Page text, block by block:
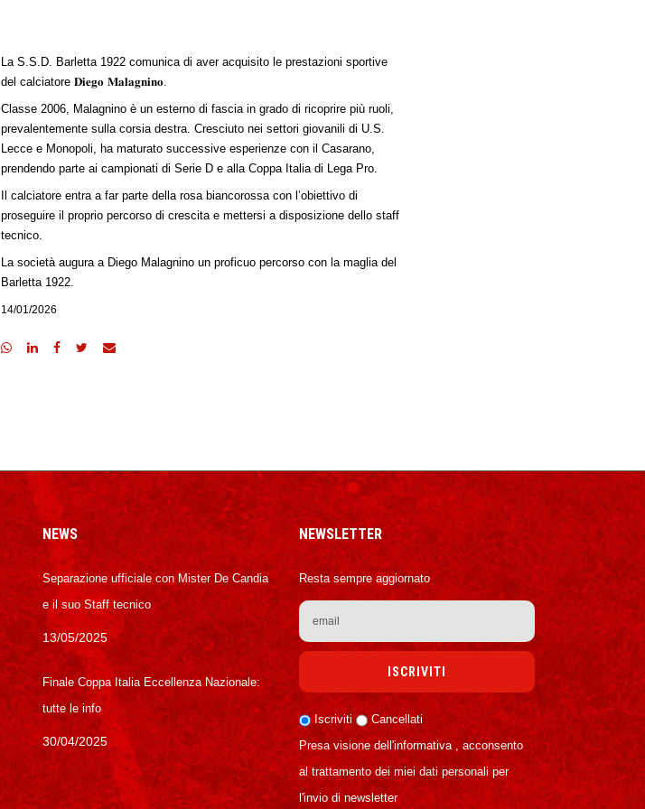
La S.S.D. Barletta 1922 comunica di aver acquisito le prestazioni sportive
del calciatore 𝐃𝐢𝐞𝐠𝐨 𝐌𝐚𝐥𝐚𝐠𝐧𝐢𝐧𝐨.
Classe 2006, Malagnino è un esterno di fascia in grado di ricoprire più ruoli,
prevalentemente sulla corsia destra. Cresciuto nei settori giovanili di U.S.
Lecce e Monopoli, ha maturato successive esperienze con il Casarano,
prendendo parte ai campionati di Serie D e alla Coppa Italia di Lega Pro.
Il calciatore entra a far parte della rosa biancorossa con l’obiettivo di
proseguire il proprio percorso di crescita e mettersi a disposizione dello staff
tecnico.
La società augura a Diego Malagnino un proficuo percorso con la maglia del
Barletta 1922.
14/01/2026
NEWS
Separazione ufficiale con Mister De Candia
e il suo Staff tecnico
13/05/2025
Finale Coppa Italia Eccellenza Nazionale:
tutte le info
30/04/2025
NEWSLETTER
Resta sempre aggiornato
Iscriviti
Cancellati
Presa visione dell'informativa , acconsento
al trattamento dei miei dati personali per
l'invio di newsletter